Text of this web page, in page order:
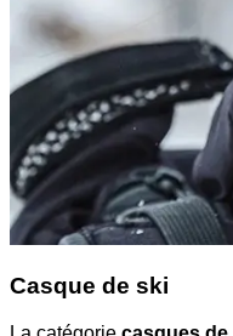
Casque de ski